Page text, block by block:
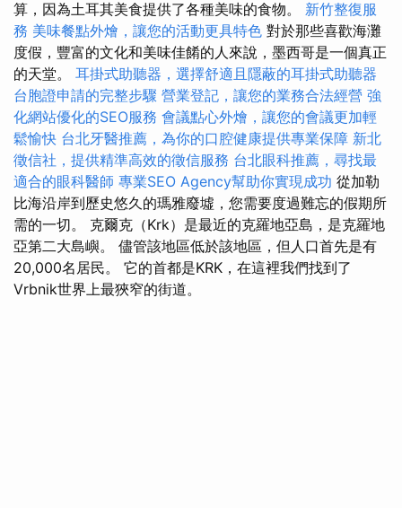
算，因為土耳其美食提供了各種美味的食物。 新竹整復服
務 美味餐點外燴，讓您的活動更具特色 對於那些喜歡海灘
度假，豐富的文化和美味佳餚的人來說，墨西哥是一個真正
的天堂。 耳掛式助聽器，選擇舒適且隱蔽的耳掛式助聽器
台胞證申請的完整步驟 營業登記，讓您的業務合法經營 強
化網站優化的SEO服務 會議點心外燴，讓您的會議更加輕
鬆愉快 台北牙醫推薦，為你的口腔健康提供專業保障 新北
徵信社，提供精準高效的徵信服務 台北眼科推薦，尋找最
適合的眼科醫師 專業SEO Agency幫助你實現成功 從加勒
比海沿岸到歷史悠久的瑪雅廢墟，您需要度過難忘的假期所
需的一切。 克爾克（Krk）是最近的克羅地亞島，是克羅地
亞第二大島嶼。 儘管該地區低於該地區，但人口首先是有
20,000名居民。 它的首都是KRK，在這裡我們找到了
Vrbnik世界上最狹窄的街道。